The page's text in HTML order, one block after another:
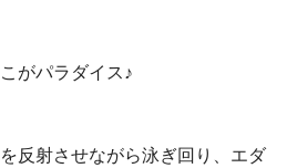
がパラダイス♪
反射させながら泳ぎ回り、エダ